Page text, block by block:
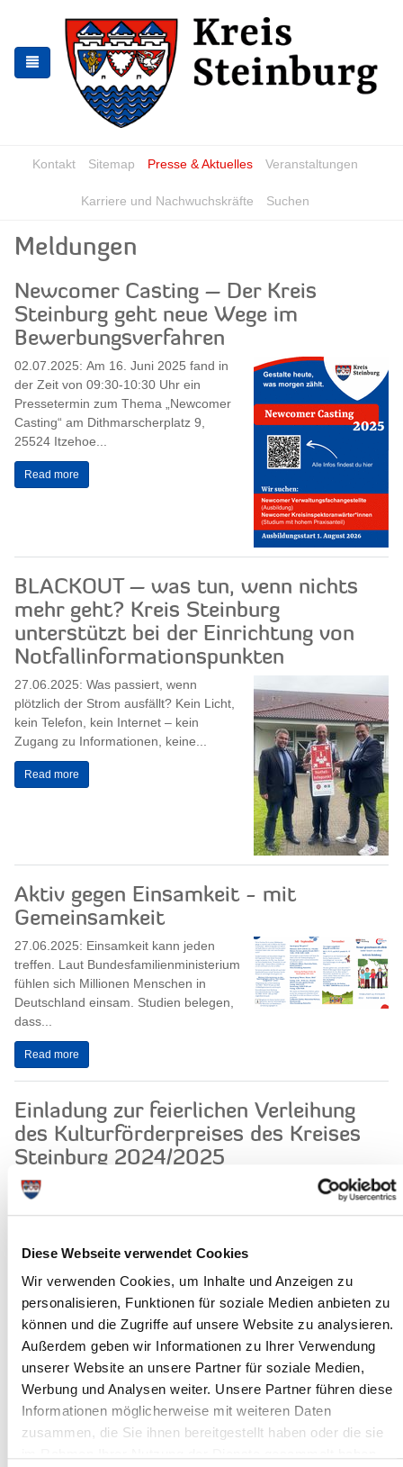
Diese Webseite verwendet Cookies
Wir verwenden Cookies, um Inhalte und Anzeigen zu
personalisieren, Funktionen für soziale Medien anbieten zu
können und die Zugriffe auf unsere Website zu analysieren.
Außerdem geben wir Informationen zu Ihrer Verwendung
unserer Website an unsere Partner für soziale Medien,
Werbung und Analysen weiter. Unsere Partner führen diese
Informationen möglicherweise mit weiteren Daten
zusammen, die Sie ihnen bereitgestellt haben oder die sie
springen
springen
Kontakt Sitemap Presse & Aktuelles Veranstaltungen
Karriere und Nachwuchskräfte Suchen
Meldungen
Newcomer Casting – Der Kreis
Steinburg geht neue Wege im
Bewerbungsverfahren
02.07.2025: Am 16. Juni 2025 fand in
der Zeit von 09:30-10:30 Uhr ein
Pressetermin zum Thema „Newcomer
Casting“ am Dithmarscherplatz 9,
25524 Itzehoe...
Read more
BLACKOUT – was tun, wenn nichts
mehr geht? Kreis Steinburg
unterstützt bei der Einrichtung von
Notfallinformationspunkten
27.06.2025: Was passiert, wenn
plötzlich der Strom ausfällt? Kein Licht,
kein Telefon, kein Internet – kein
Zugang zu Informationen, keine...
Read more
Aktiv gegen Einsamkeit - mit
Gemeinsamkeit
27.06.2025: Einsamkeit kann jeden
treffen. Laut Bundesfamilienministerium
fühlen sich Millionen Menschen in
Deutschland einsam. Studien belegen,
dass...
Read more
Einladung zur feierlichen Verleihung
des Kulturförderpreises des Kreises
Steinburg 2024/2025
27.06.2025: Der Kreis Steinburg lädt
herzlich zur feierlichen Verleihung des
Read more
Sonderausstellung im Kreismuseum
Prinzeßhof: Gisela Bührmann -
Lebenswerk 1925-2011
26.06.2025: Sonderausstellung im
Kreismuseum Prinzeßhof
vom 29. Juni